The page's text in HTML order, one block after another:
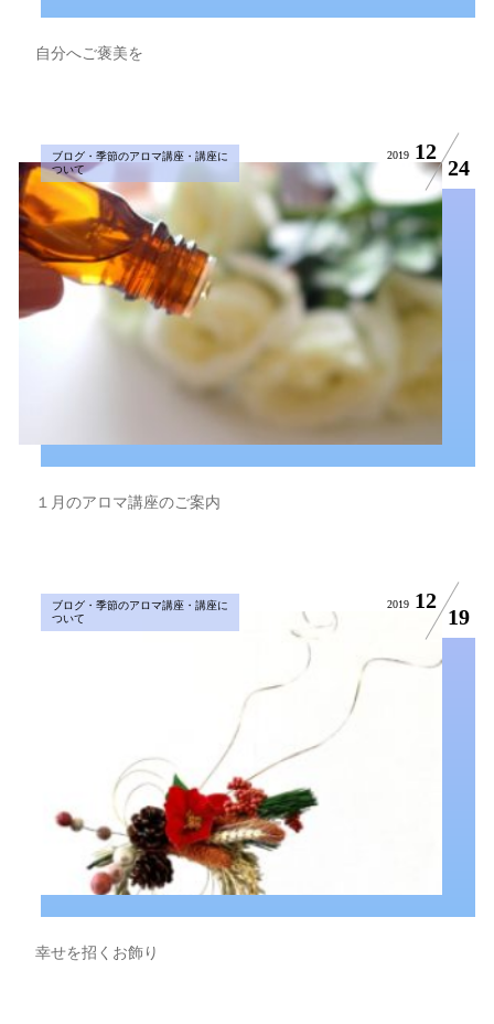
自分へご褒美を
ブログ・季節のアロマ講座・講座に
ついて
2019 12
24
１月のアロマ講座のご案内
ブログ・季節のアロマ講座・講座に
ついて
2019 12
19
幸せを招くお飾り